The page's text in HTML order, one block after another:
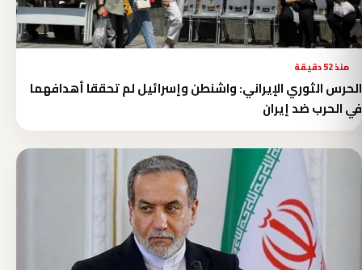
منذ 52 دقيقة
الحرس الثوري الإيراني: واشنطن وإسرائيل لم تحققا أهدافهما
في الحرب ضد إيران